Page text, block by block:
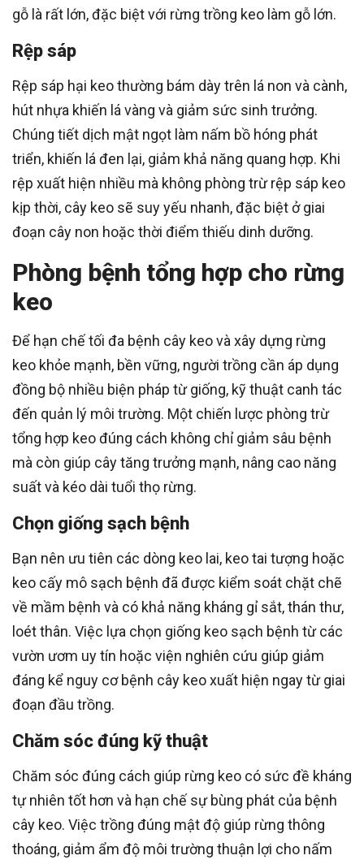
gỗ là rất lớn, đặc biệt với rừng trồng keo làm gỗ lớn.
Rệp sáp
Rệp sáp hại keo thường bám dày trên lá non và cành,
hút nhựa khiến lá vàng và giảm sức sinh trưởng.
Chúng tiết dịch mật ngọt làm nấm bồ hóng phát
triển, khiến lá đen lại, giảm khả năng quang hợp. Khi
rệp xuất hiện nhiều mà không phòng trừ rệp sáp keo
kịp thời, cây keo sẽ suy yếu nhanh, đặc biệt ở giai
đoạn cây non hoặc thời điểm thiếu dinh dưỡng.
Phòng bệnh tổng hợp cho rừng
keo
Để hạn chế tối đa bệnh cây keo và xây dựng rừng
keo khỏe mạnh, bền vững, người trồng cần áp dụng
đồng bộ nhiều biện pháp từ giống, kỹ thuật canh tác
đến quản lý môi trường. Một chiến lược phòng trừ
tổng hợp keo đúng cách không chỉ giảm sâu bệnh
mà còn giúp cây tăng trưởng mạnh, nâng cao năng
suất và kéo dài tuổi thọ rừng.
Chọn giống sạch bệnh
Bạn nên ưu tiên các dòng keo lai, keo tai tượng hoặc
keo cấy mô sạch bệnh đã được kiểm soát chặt chẽ
về mầm bệnh và có khả năng kháng gỉ sắt, thán thư,
loét thân. Việc lựa chọn giống keo sạch bệnh từ các
vườn ươm uy tín hoặc viện nghiên cứu giúp giảm
đáng kể nguy cơ bệnh cây keo xuất hiện ngay từ giai
đoạn đầu trồng.
Chăm sóc đúng kỹ thuật
Chăm sóc đúng cách giúp rừng keo có sức đề kháng
tự nhiên tốt hơn và hạn chế sự bùng phát của bệnh
cây keo. Việc trồng đúng mật độ giúp rừng thông
thoáng, giảm ẩm độ môi trường thuận lợi cho nấm